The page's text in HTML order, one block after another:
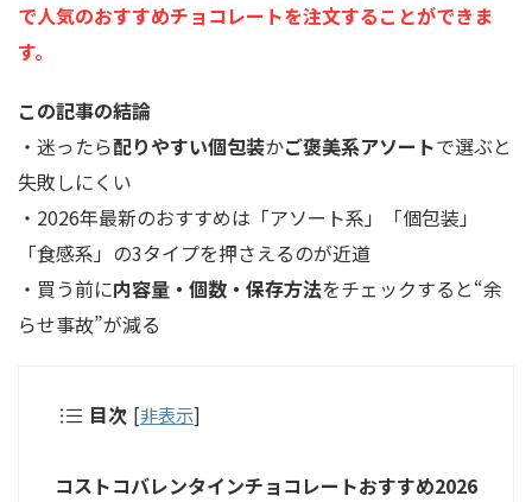
で人気のおすすめチョコレートを注文することができま
す。
この記事の結論
・迷ったら配りやすい個包装かご褒美系アソートで選ぶと
失敗しにくい
・2026年最新のおすすめは「アソート系」「個包装」
「食感系」の3タイプを押さえるのが近道
・買う前に内容量・個数・保存方法をチェックすると“余
らせ事故”が減る
目次 [非表示]
コストコバレンタインチョコレートおすすめ2026